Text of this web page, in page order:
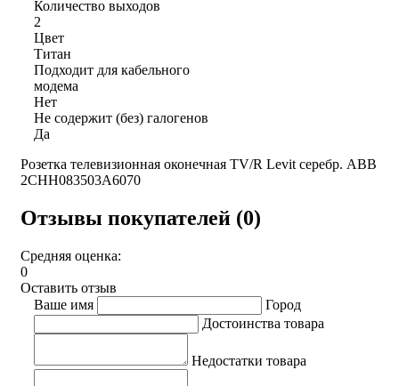
Количество выходов
2
Цвет
Титан
Подходит для кабельного
модема
Нет
Не содержит (без) галогенов
Да
Розетка телевизионная оконечная TV/R Levit серебр. ABB
2CHH083503A6070
Отзывы покупателей (0)
Средняя оценка:
0
Оставить отзыв
Ваше имя
Город
Достоинства товара
Недостатки товара